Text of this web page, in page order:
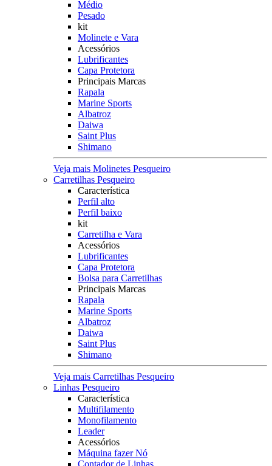
Médio
Pesado
kit
Molinete e Vara
Acessórios
Lubrificantes
Capa Protetora
Principais Marcas
Rapala
Marine Sports
Albatroz
Daiwa
Saint Plus
Shimano
Veja mais Molinetes Pesqueiro
Carretilhas Pesqueiro
Característica
Perfil alto
Perfil baixo
kit
Carretilha e Vara
Acessórios
Lubrificantes
Capa Protetora
Bolsa para Carretilhas
Principais Marcas
Rapala
Marine Sports
Albatroz
Daiwa
Saint Plus
Shimano
Veja mais Carretilhas Pesqueiro
Linhas Pesqueiro
Característica
Multifilamento
Monofilamento
Leader
Acessórios
Máquina fazer Nó
Contador de Linhas